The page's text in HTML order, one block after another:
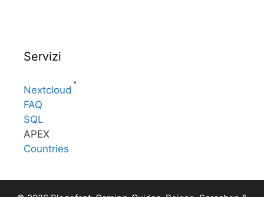
Servizi
Nextcloud
*
FAQ
SQL
APEX
Countries